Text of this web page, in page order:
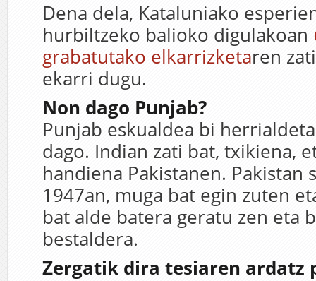
Dena dela, Kataluniako
hurbiltzeko balioko digulakoan
grabatutako elkarrizketaren
ekarri dugu.
Non dago Punjab?
Punjab eskualdea bi
dago. Indian zati bat, txikiena,
handiena Pakistanen. Pakistan
1947an, muga bat egin zuten
bat alde batera geratu zen eta
bestaldera.
Zergatik dira tesiaren ardatz